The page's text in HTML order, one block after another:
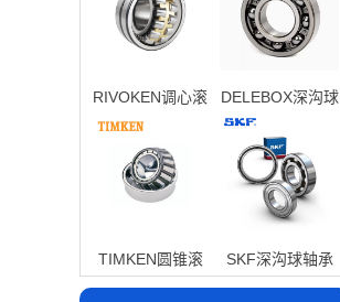
RIVOKEN调心滚
子轴承
DELEBOX深沟球
TIMKEN圆锥滚
子轴承
SKF深沟球轴承